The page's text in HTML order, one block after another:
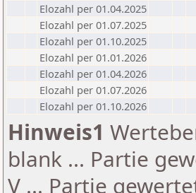
Elozahl per 01.04.2025
Elozahl per 01.07.2025
Elozahl per 01.10.2025
Elozahl per 01.01.2026
Elozahl per 01.04.2026
Elozahl per 01.07.2026
Elozahl per 01.10.2026
Hinweis1
blank ... Partie
V ... Partie